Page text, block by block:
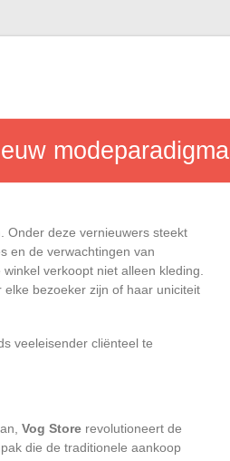
modeparadigma
Onder deze vernieuwers steekt
en de verwachtingen van
verkoopt niet alleen kleding.
bezoeker zijn of haar uniciteit
veeleisender cliënteel te
Vog Store revolutioneert de
die de traditionele aankoop